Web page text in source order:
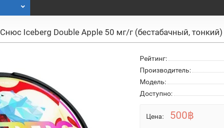
Снюс Iceberg Double Apple 50 мг/г (бестабачный, тонкий)
Рейтинг:
Производитель:
Модель:
Доступно:
Цена: 500฿